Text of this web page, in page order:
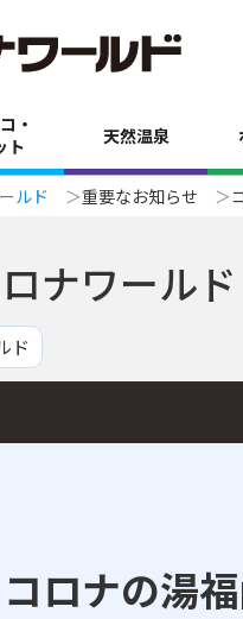
・
ト
天然温泉
ルド 重要なお知らせ
ナワールド
ド
コロナの湯